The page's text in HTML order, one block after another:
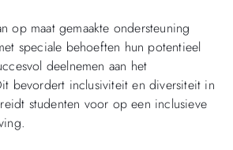
op maat gemaakte ondersteuning
speciale behoeften hun potentieel
deelnemen aan het
bevordert inclusiviteit en diversiteit in
studenten voor op een inclusieve